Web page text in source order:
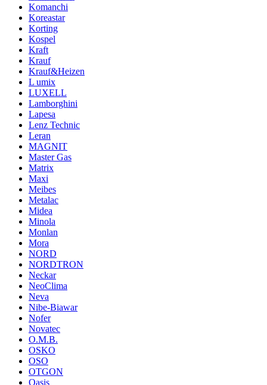
Komanchi
Koreastar
Korting
Kospel
Kraft
Krauf
Krauf&Heizen
L umix
LUXELL
Lamborghini
Lapesa
Lenz Technic
Leran
MAGNIT
Master Gas
Matrix
Maxi
Meibes
Metalac
Midea
Minola
Monlan
Mora
NORD
NORDTRON
Neckar
NeoClima
Neva
Nibe-Biawar
Nofer
Novatec
O.M.B.
OSKO
OSO
OTGON
Oasis